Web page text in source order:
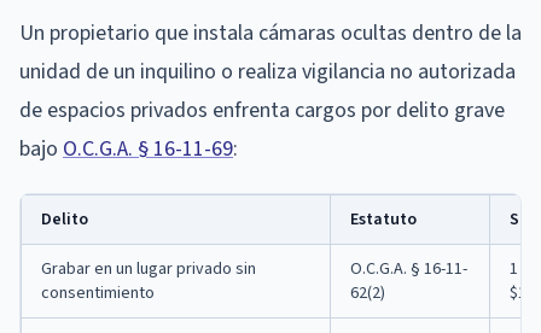
Un propietario que instala cámaras ocultas dentro de la
unidad de un inquilino o realiza vigilancia no autorizada
de espacios privados enfrenta cargos por delito grave
bajo O.C.G.A. § 16-11-69:
Delito Estatuto
Grabar en un lugar privado sin
consentimiento
O.C.G.A. § 16-11-
62(2)
1 a